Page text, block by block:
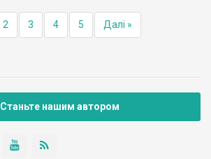
2 3 4 5 Далі »
Станьте нашим автором